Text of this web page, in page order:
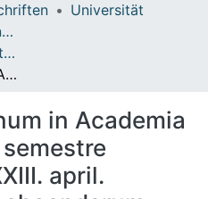
Universität
Vorlesungs- und Personalverzeichnis / Justus-Liebig-Universität Gießen
[1771-1800] Tabula recitationum / Academia Ludoviciana
Tabula recitationum in Academia Ludoviciana per semestre aestivum a die XXIII. april. MDCCLXXXVII inchoandarum
in Academia
april.